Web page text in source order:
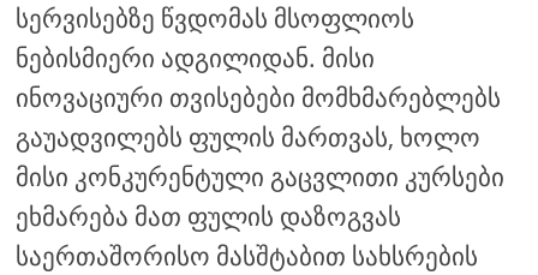
სერვისებზე წვდომას მსოფლიოს
ნებისმიერი ადგილიდან. მისი
ინოვაციური თვისებები მომხმარებლებს
გაუადვილებს ფულის მართვას, ხოლო
მისი კონკურენტული გაცვლითი კურსები
ეხმარება მათ ფულის დაზოგვას
საერთაშორისო მასშტაბით სახსრების